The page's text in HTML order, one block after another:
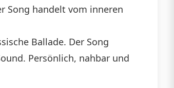
Song handelt vom inneren
Ballade. Der Song
Persönlich, nahbar und